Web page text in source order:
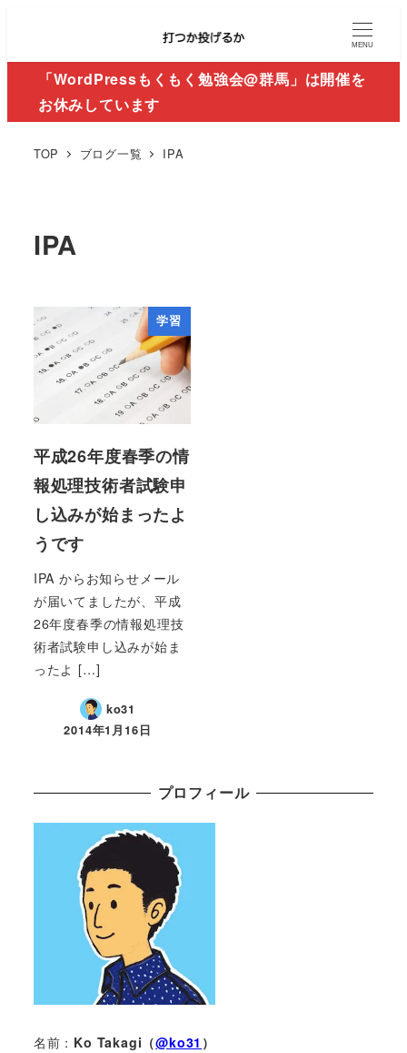
MENU
「WordPressもくもく勉強会@群馬」は開催を
お休みしています
TOP ブログ一覧 IPA
IPA
学習
平成26年度春季の情
報処理技術者試験申
し込みが始まったよ
うです
IPA からお知らせメール
が届いてましたが、平成
26年度春季の情報処理技
術者試験申し込みが始ま
ったよ […]
ko31
2014年1月16日
プロフィール
名前： Ko Takagi（@ko31 ）